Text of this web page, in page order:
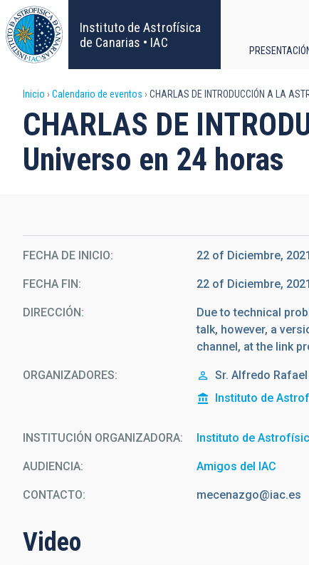
Pasar
al
contenido
principal
Instituto de Astrofísica
de Canarias • IAC
Sobrescribir
enlaces
de
a
la
navegación
Inicio Calendario de eventos CHARLAS DE INTRODUCCIÓN A LA
CHARLAS DE
Universo en 24 horas
FECHA DE INICIO 22 of Diciembre,
FECHA FIN 22 of Diciembre,
DIRECCIÓN
Due to technical
talk, however, a
channel, at the link
ORGANIZADORES Sr. Alfredo Rafael
Instituto de
INSTITUCIÓN ORGANIZADORA Instituto de
AUDIENCIA Amigos del IAC
CONTACTO mecenazgo@iac.es
Video